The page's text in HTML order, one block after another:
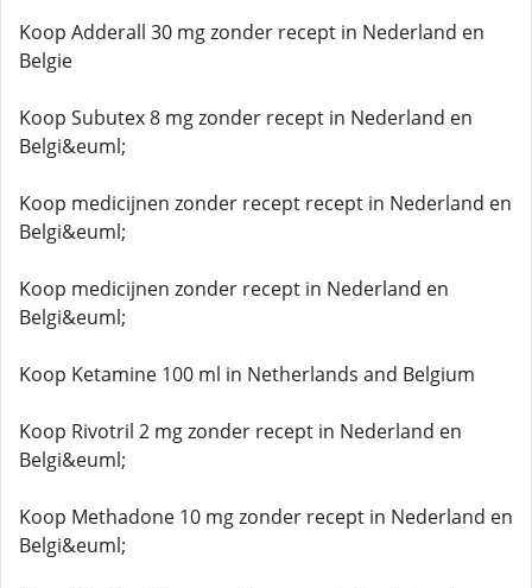
Koop Adderall 30 mg zonder recept in Nederland en
Belgie
Koop Subutex 8 mg zonder recept in Nederland en
Belgi&euml;
Koop medicijnen zonder recept recept in Nederland en
Belgi&euml;
Koop medicijnen zonder recept in Nederland en
Belgi&euml;
Koop Ketamine 100 ml in Netherlands and Belgium
Koop Rivotril 2 mg zonder recept in Nederland en
Belgi&euml;
Koop Methadone 10 mg zonder recept in Nederland en
Belgi&euml;